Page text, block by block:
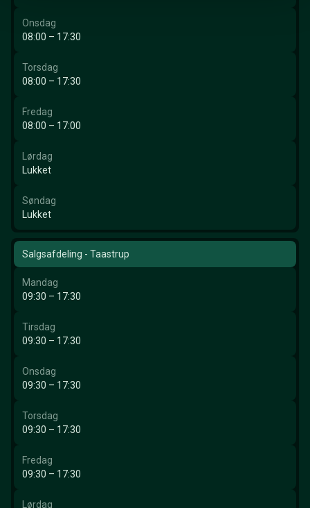
Onsdag
08:00 – 17:30
Torsdag
08:00 – 17:30
Fredag
08:00 – 17:00
Lørdag
Lukket
Søndag
Lukket
Salgsafdeling - Taastrup
Mandag
09:30 – 17:30
Tirsdag
09:30 – 17:30
Onsdag
09:30 – 17:30
Torsdag
09:30 – 17:30
Fredag
09:30 – 17:30
Lørdag